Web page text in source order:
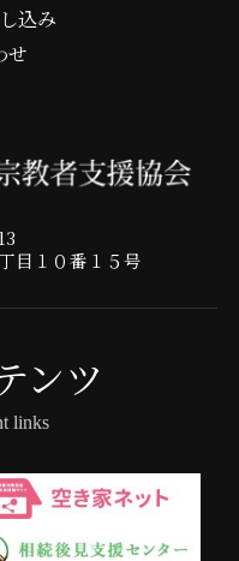
込み
せ
目１０番１５号
ンツ
links